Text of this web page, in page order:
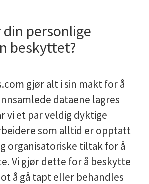
personlige
beskyttet?
gjør alt i sin makt for å
dataene lagres
vi et par veldig dyktige
som alltid er opptatt
organisatoriske tiltak for å
Vi gjør dette for å beskytte
å gå tapt eller behandles